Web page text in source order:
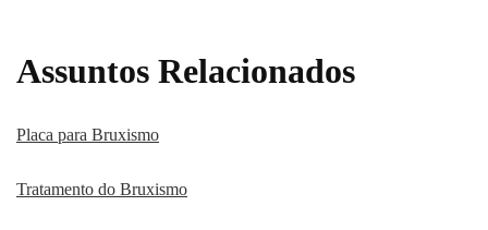
Assuntos Relacionados
Placa para Bruxismo
Tratamento do Bruxismo